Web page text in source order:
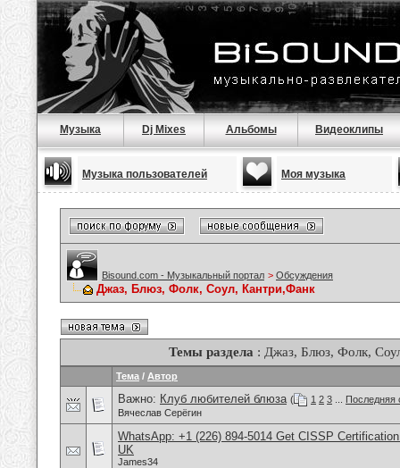
Музыка Dj Mixes Альбомы Видеоклипы
Музыка пользователей Моя музыка
Bisound.com - Музыкальный портал > Обсуждения
Джаз, Блюз, Фолк, Соул, Кантри,Фанк
Темы раздела : Джаз, Блюз, Фолк,
Тема / Автор
Важно: Клуб любителей блюза ( 1 2 3
Последняя
Вячеслав Серёгин
WhatsApp: +1 (226) 894-5014​ Get CISSP
UK
James34